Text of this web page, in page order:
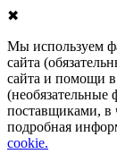
✖
Мы используем
сайта
сайта и помощи
поставщиками, в
подробная
cookie.